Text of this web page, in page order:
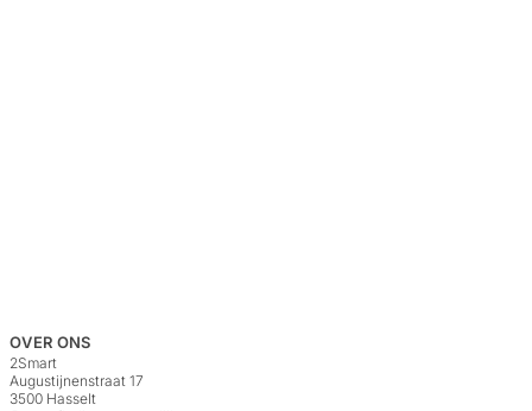
OVER ONS
2Smart
Augustijnenstraat 17
3500 Hasselt